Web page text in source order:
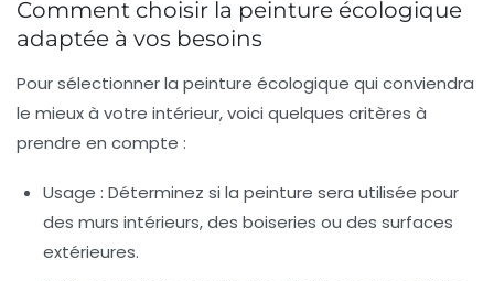
Comment choisir la peinture écologique
adaptée à vos besoins
Pour sélectionner la peinture écologique qui conviendra
le mieux à votre intérieur, voici quelques critères à
prendre en compte :
Usage : Déterminez si la peinture sera utilisée pour
des murs intérieurs, des boiseries ou des surfaces
extérieures.